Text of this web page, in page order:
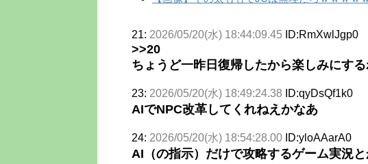
21: 2026/05/20(水) 18:44:09.45 ID:RmXwlJgp0
>>20
ちょうど一昨日復帰したから楽しみにす
23: 2026/05/20(水) 18:49:24.38 ID:qyDsQf1k0
AIでNPC改革してくれねえかなあ
24: 2026/05/20(水) 18:54:28.00 ID:yloAAarA0
AI（の指示）だけで攻略するゲーム実況